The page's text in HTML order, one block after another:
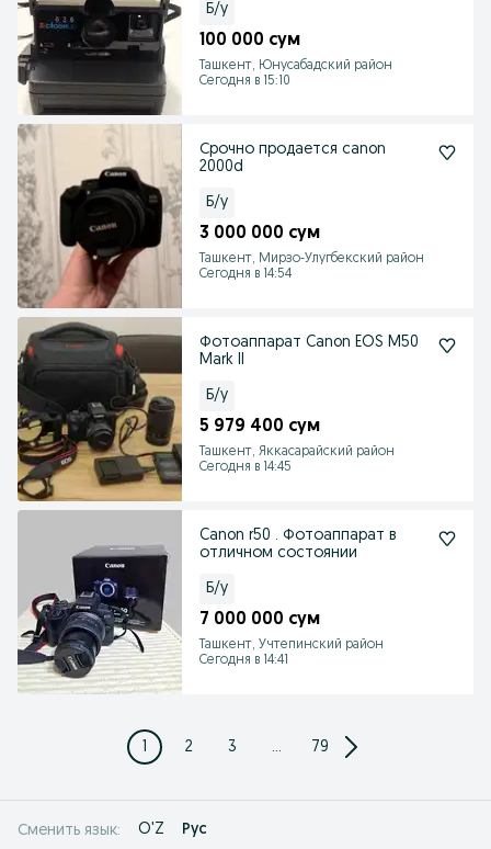
Б/у
100 000 сум
Ташкент, Юнусабадский район
Сегодня в 15:10
Срочно продается canon
2000d
Б/у
3 000 000 сум
Ташкент, Мирзо-Улугбекский район
Сегодня в 14:54
Фотоаппарат Canon EOS M50
Mark II
Б/у
5 979 400 сум
Ташкент, Яккасарайский район
Сегодня в 14:45
Canon r50 . Фотоаппарат в
отличном состоянии
Б/у
7 000 000 сум
Ташкент, Учтепинский район
Сегодня в 14:41
1 2 3 ... 79
Сменить язык: O'Z Рус